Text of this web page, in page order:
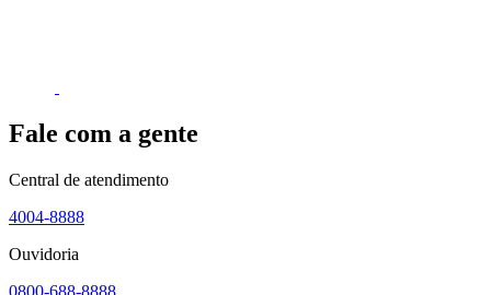
Fale com a gente
Central de atendimento
4004-8888
Ouvidoria
0800-688-8888